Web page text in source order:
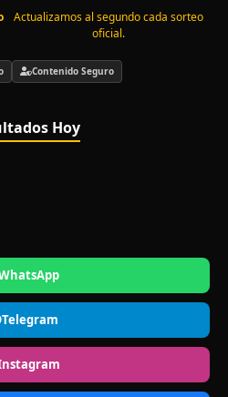
Actualizamos al segundo cada sorteo
oficial.
Contenido Seguro
Hoy
Telegram